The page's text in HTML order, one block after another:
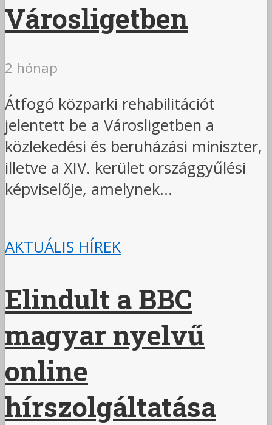
Városligetben
2 hónap
Átfogó közparki rehabilitációt
jelentett be a Városligetben a
közlekedési és beruházási miniszter,
illetve a XIV. kerület országgyűlési
képviselője, amelynek...
AKTUÁLIS HÍREK
Elindult a BBC
magyar nyelvű
online
hírszolgáltatása